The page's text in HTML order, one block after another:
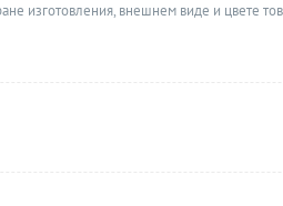
изготовления, внешнем виде и цвете